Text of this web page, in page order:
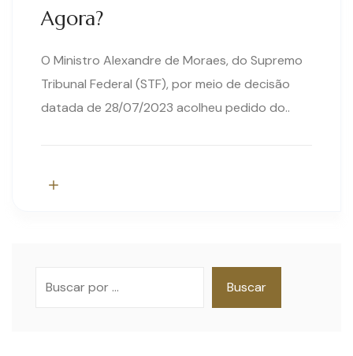
Agora?
O Ministro Alexandre de Moraes, do Supremo
Tribunal Federal (STF), por meio de decisão
datada de 28/07/2023 acolheu pedido do..
Buscar